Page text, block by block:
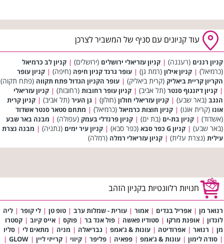
עוד קניונים עם סניף של המשביר לצרכן
קניון רננים (רעננה) | קניון עזריאלי ירושלים (ירושלים) | קניון לב כרמיאל
(כרמיאל) | קניון אילון (רמת גן) | עופר גרנד קניון חיפה (חיפה) | קניון עופר
הקריון קריית ביאליק (קרית ביאליק) | עופר הקניון הגדול פתח תקווה (פתח תקוה)
| קניון דיזנגוף סנטר (תל אביב) | קניון עופר רחובות (רחובות) | קניון עזריאלי
הנגב (באר שבע) | קניון עזריאלי חולון (חולון) | גן העיר (תל אביב) | קניון קרית
אונו (קרית אונו) | קניון חוצות כרמיאל (כרמיאל) | מתחם סטאר סנטר אשדוד
(אשדוד) | קניון בת-ים (בת ים) | קניון פרנדלי בעמק (עפולה) | מבנה באר שבע
(באר שבע) | קניון G כפר סבא (כפר סבא) | קניון עיר ימים (נתניה) | מבנה נצרת
עילית (נצרת עלית) | קניון עזריאלי רמלה (רמלה)
חנויות רלוונטיות בקניון הזהב
רנואר מן | אפריל בגדים | אמור | עורית - שמלות ערב | טופ טן | לי קופר | ליה
לונדון | אופנת מרקו | סטודיו פאשה | פול אנד בר | פוקס | אייס קיוב | קסטרו
מן | רנואר | אפרודיטה | עונות & ג'אמפ | גבריאלה | מניה | מתאים לי | סליו
| סודה לימון | עונות & ג'אמפ | פפאיה | פליפר | קיווי | קרייזי ליין |
GLOW
|